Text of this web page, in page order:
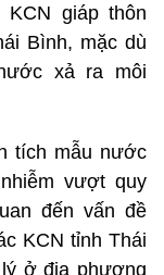
giáp thôn
Bình, mặc dù
xả ra môi
tích mẫu nước
vượt quy
đến vấn đề
KCN tỉnh Thái
ở địa phương